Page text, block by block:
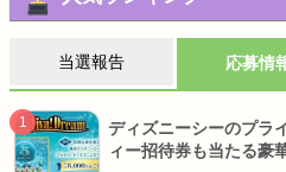
当選報告 応募情
ディズニーシーのプラ
ィー招待券も当たる豪